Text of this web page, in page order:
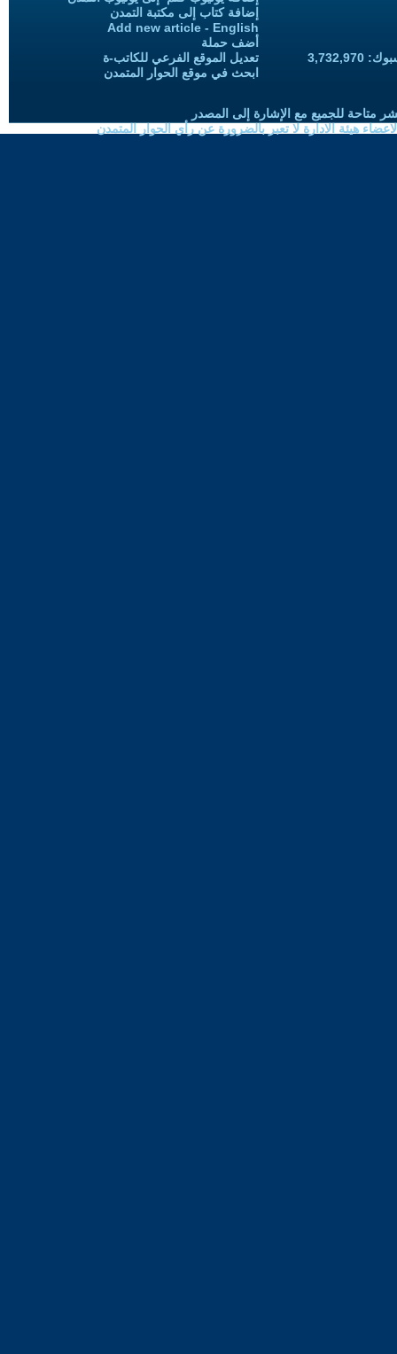
إضافة كتاب إلى مكتبة التمدن
Add new article - English
أضف حملة
تعديل الموقع الفرعي للكاتب-ة
ابحث في موقع الحوار المتمدن
متاحة للجميع مع الإشارة إلى المصدر
هيئة الادارة لا تعبر بالضرورة عن رأي الحوار المتمدن